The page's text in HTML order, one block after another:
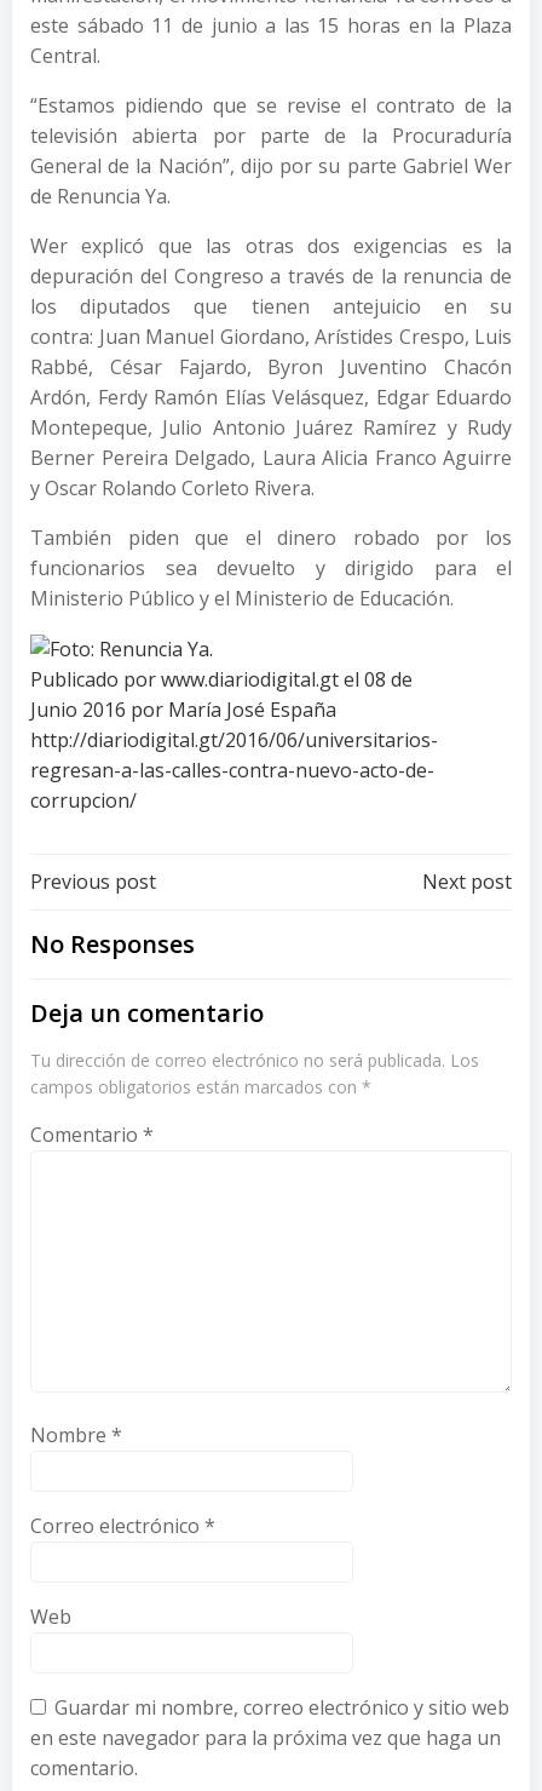
este sábado 11 de junio a las 15 horas en la Plaza
Central.
“Estamos pidiendo que se revise el contrato de la
televisión abierta por parte de la Procuraduría
General de la Nación”, dijo por su parte Gabriel Wer
de Renuncia Ya.
Wer explicó que las otras dos exigencias es la
depuración del Congreso a través de la renuncia de
los diputados que tienen antejuicio en su
contra: Juan Manuel Giordano, Arístides Crespo, Luis
Rabbé, César Fajardo, Byron Juventino Chacón
Ardón, Ferdy Ramón Elías Velásquez, Edgar Eduardo
Montepeque, Julio Antonio Juárez Ramírez y Rudy
Berner Pereira Delgado, Laura Alicia Franco Aguirre
y Oscar Rolando Corleto Rivera.
También piden que el dinero robado por los
funcionarios sea devuelto y dirigido para el
Ministerio Público y el Ministerio de Educación.
Publicado por www.diariodigital.gt el 08 de
Junio 2016 por María José España
http://diariodigital.gt/2016/06/universitarios-
regresan-a-las-calles-contra-nuevo-acto-de-
corrupcion/
Post
navigation
Previous post Next post
No Responses
Deja un comentario
Tu dirección de correo electrónico no será publicada. Los
campos obligatorios están marcados con *
Comentario *
Nombre *
Correo electrónico *
Web
Guardar mi nombre, correo electrónico y sitio web
en este navegador para la próxima vez que haga un
comentario.